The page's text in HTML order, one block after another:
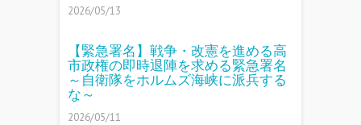
2026/05/13
【緊急署名】戦争・改憲を進める高
市政権の即時退陣を求める緊急署名
～自衛隊をホルムズ海峡に派兵する
な～
2026/05/11